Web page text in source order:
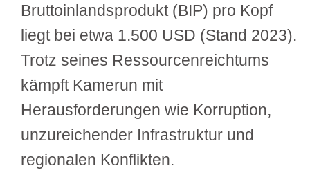
Bruttoinlandsprodukt (BIP) pro Kopf
liegt bei etwa 1.500 USD (Stand 2023).
Trotz seines Ressourcenreichtums
kämpft Kamerun mit
Herausforderungen wie Korruption,
unzureichender Infrastruktur und
regionalen Konflikten.